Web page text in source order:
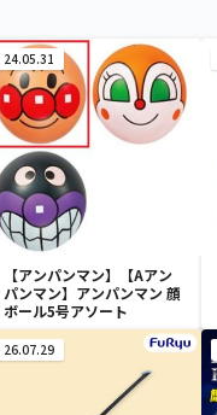
24.05.31
【アンパンマン】【Aアン
パンマン】アンパンマン 顔
ボール5号アソート
26.07.29